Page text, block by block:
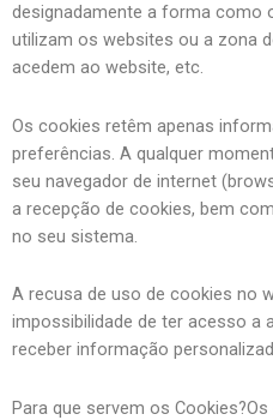
designadamente a forma como
utilizam os websites ou a zona
acedem ao website, etc.
Os cookies retêm apenas
preferências. A qualquer
seu navegador de internet
a recepção de cookies, bem
no seu sistema.
A recusa de uso de cookies no
impossibilidade de ter acesso a
receber informação
Para que servem os